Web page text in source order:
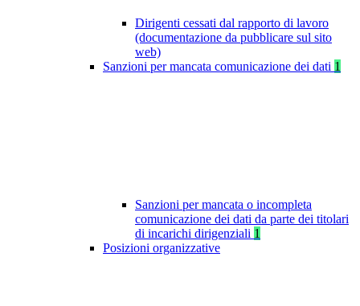
Dirigenti cessati dal rapporto di lavoro
(documentazione da pubblicare sul sito
web)
Sanzioni per mancata comunicazione dei dati 1
Sanzioni per mancata o incompleta
comunicazione dei dati da parte dei titolari
di incarichi dirigenziali 1
Posizioni organizzative